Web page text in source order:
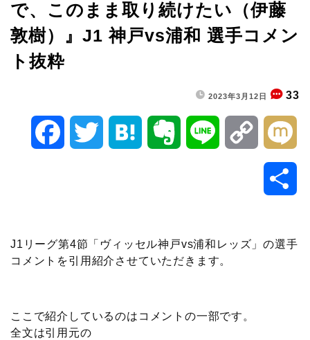
で、このまま取り続けたい（伊藤
敦樹）』J1 神戸vs浦和 選手コメン
ト抜粋
2023年3月12日 33
b
o
t n n
o
J1リーグ第4節「ヴィッセル神戸vs浦和レッズ」の選手
コメントを引用紹介させていただきます。
ここで紹介しているのはコメントの一部です。
全文は引用元の